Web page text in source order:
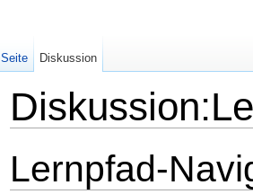
Lernpfad-
Seite Diskussion